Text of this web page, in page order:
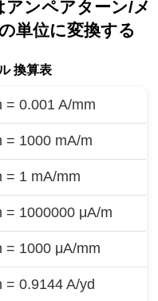
ンペアターン/メ
単位に変換する
換算表
= 0.001 A/mm
= 1000 mA/m
= 1 mA/mm
= 1000000 μA/m
= 1000 μA/mm
= 0.9144 A/yd